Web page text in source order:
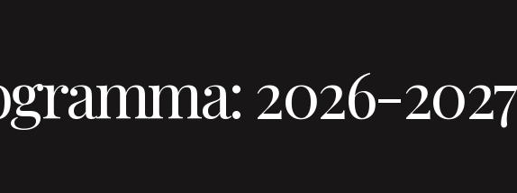
2026-2027